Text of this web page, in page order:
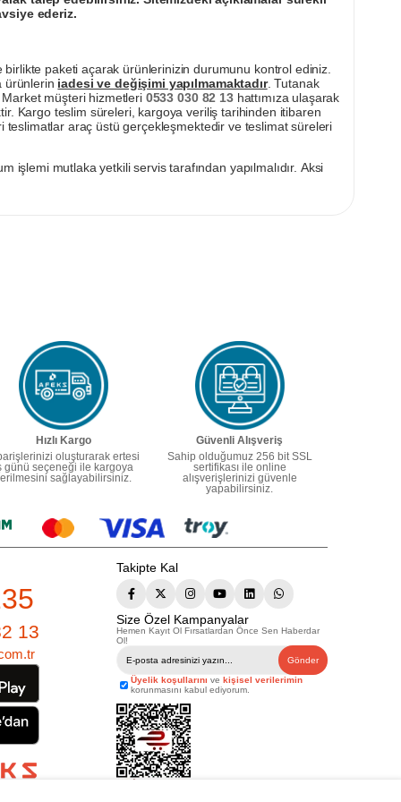
ederiz.
paketi açarak ürünlerinizin durumunu kontrol ediniz.
ürünlerin iadesi ve değişimi yapılmamaktadır. Tutanak
Market müşteri hizmetleri 0533 030 82 13hattımıza ulaşarak
Kargo teslim süreleri, kargoya veriliş tarihinden itibaren
teslimatlar araç üstü gerçekleşmektedir ve teslimat süreleri
işlemi mutlaka yetkili servis tarafından yapılmalıdır. Aksi
Hızlı Kargo
oluşturarak ertesi
günü seçeneği ile kargoya
sağlayabilirsiniz.
Güvenli Alışveriş
Sahip olduğumuz 256 bit SSL
sertifikası ile online
alışverişlerinizi güvenle
yapabilirsiniz.
13
Takipte Kal
Size Özel Kampanyalar
Hemen Kayıt Ol Fırsatlardan Önce Sen Haberdar
Ol!
Gönder
Üyelik koşullarını ve kişisel verilerimin
korunmasını kabul ediyorum.